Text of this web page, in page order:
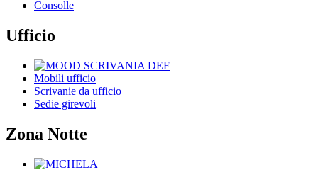
Consolle
Ufficio
Mobili ufficio
Scrivanie da ufficio
Sedie girevoli
Zona Notte